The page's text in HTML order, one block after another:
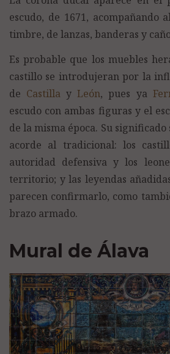
escudo, de 1671, acompañando
timbre, de lanzas, banderas y
Es probable que los muebles
castillo se introdujeran por la
de Castilla yLeón, pues ya
escudo con ambas figuras y el
de la misma época. Su significado
acorde al tradicional: los
autoridad defensiva y los
territorio; y las leyendas
parecen confirmarlo, como
brazo armado.
Mural de Álava